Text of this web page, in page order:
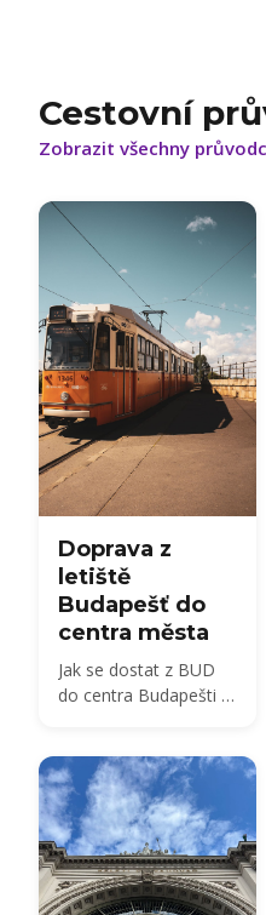
Cestovní
Zobrazit všechny
Doprava z
letiště
Budapešť do
centra města
Jak se dostat z BUD
do centra Budapešti v
vlaku, taxíku a
transferu s cenami a
časy.